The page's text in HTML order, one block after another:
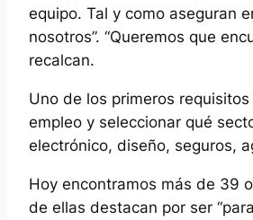
equipo. Tal y como aseguran
nosotros”. “Queremos que
recalcan.
Uno de los primeros
empleo y seleccionar qué
electrónico, diseño, seguros,
Hoy encontramos más de 39
de ellas destacan por ser